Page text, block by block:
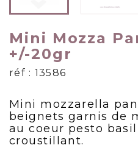
Mini Mozza
+/-20gr
réf : 13586
Mini mozzarella
beignets garnis de
au coeur pesto
croustillant.